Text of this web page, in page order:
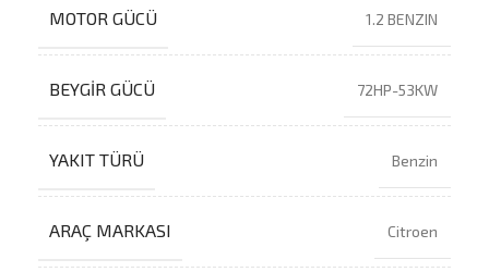
MOTOR GÜCÜ 1.2 BENZIN
BEYGIR GÜCÜ 72HP-53KW
YAKIT TÜRÜ Benzin
ARAÇ MARKASI Citroen